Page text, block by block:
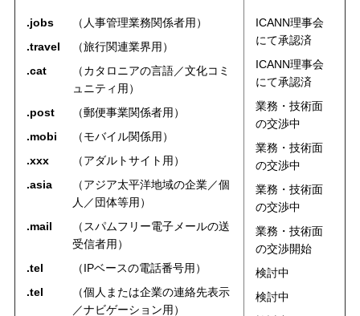
.jobs
（人事管理業務関係者用）
.travel
（旅行関連業界用）
.cat
（カタロニアの言語／文化コミ
ュニティ用）
.post
（郵便事業関係者用）
.mobi
（モバイル関係用）
.xxx
（アダルトサイト用）
.asia
（アジア太平洋地域の企業／個
人／団体等用）
.mail
（スパムフリー電子メールの送
受信者用）
.tel
（IPベースの電話番号用）
.tel
（個人または企業の連絡先表示
／ナビゲーション用）
ICANN理事会
にて承認済
ICANN理事会
にて承認済
業務・技術面
の交渉中
業務・技術面
の交渉中
業務・技術面
の交渉中
業務・技術面
の交渉開始
検討中
検討中